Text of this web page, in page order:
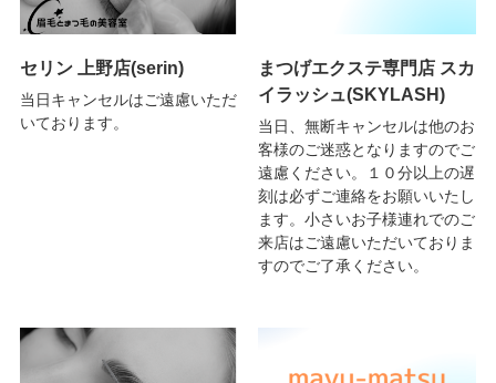
セリン 上野店(serin)
当日キャンセルはご遠慮いただ
いております。
まつげエクステ専門店 スカ
イラッシュ(SKYLASH)
当日、無断キャンセルは他のお
客様のご迷惑となりますのでご
遠慮ください。１０分以上の遅
刻は必ずご連絡をお願いいたし
ます。小さいお子様連れでのご
来店はご遠慮いただいておりま
すのでご了承ください。